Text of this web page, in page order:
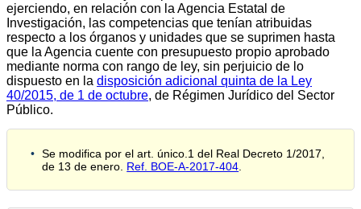
ejerciendo, en relación con la Agencia Estatal de
Investigación, las competencias que tenían atribuidas
respecto a los órganos y unidades que se suprimen hasta
que la Agencia cuente con presupuesto propio aprobado
mediante norma con rango de ley, sin perjuicio de lo
dispuesto en la disposición adicional quinta de la Ley
40/2015, de 1 de octubre, de Régimen Jurídico del Sector
Público.
Se modifica por el art. único.1 del Real Decreto 1/2017,
de 13 de enero. Ref. BOE-A-2017-404